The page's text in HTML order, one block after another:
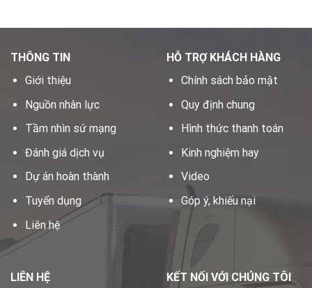
THÔNG TIN
Giới thiệu
Nguồn nhân lực
Tầm nhìn sứ mạng
Đánh giá dịch vụ
Dự án hoàn thành
Tuyển dụng
Liên hệ
HỖ TRỢ KHÁCH HÀNG
Chính sách bảo mật
Quy định chung
Hình thức thanh toán
Kinh nghiệm hay
Video
Góp ý, khiếu nại
LIÊN HỆ KẾT NỐI VỚI CHÚNG TÔI